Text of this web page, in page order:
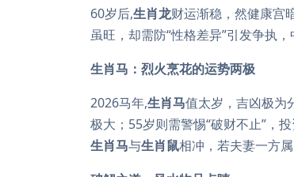
60岁后,生肖龙财运渐稳，然健康宫
虽旺，却需防“性格差异”引发争执
生肖马：烈火烹花的运势两极
2026马年,生肖马值太岁，吉凶极为
极大；55岁则需警惕“破财不止”，
生肖马与生肖鼠相冲，若夫妻一方